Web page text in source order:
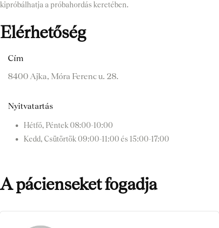
kipróbálhatja a próbahordás keretében.
Elérhetőség
Cím
8400 Ajka, Móra Ferenc u. 28.
Nyitvatartás
Hétfő, Péntek 08:00-10:00
Kedd, Csütörtök 09:00-11:00 és 15:00-17:00
A pácienseket fogadja